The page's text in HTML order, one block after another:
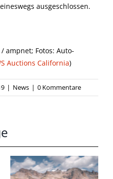
ausgeschlossen.
ampnet; Fotos: Auto-
Auctions California)
| News | 0 Kommentare